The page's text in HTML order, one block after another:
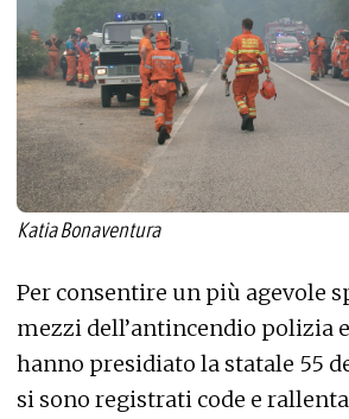
Katia Bonaventura
Per consentire un più agevole
mezzi dell’antincendio polizia
hanno presidiato la statale 55
si sono registrati code e